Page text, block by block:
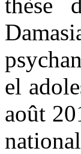
el
août